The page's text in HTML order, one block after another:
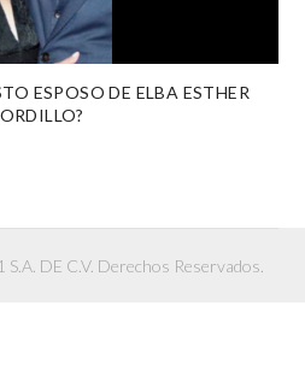
ESPOSO DE ELBA ESTHER
DE C.V. Derechos Reservados.